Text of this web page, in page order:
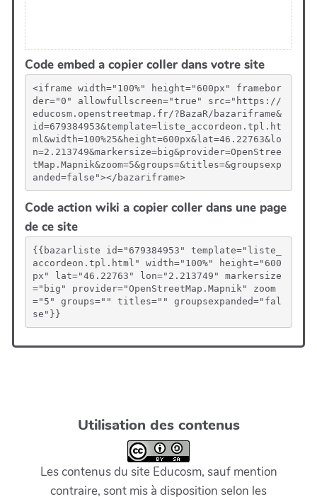
Code embed a copier coller dans votre site
<iframe width="100%" height="600px" framebor
der="0" allowfullscreen="true" src="https://
educosm.openstreetmap.fr/?BazaR/bazariframe&
id=679384953&template=liste_accordeon.tpl.ht
ml&width=100%25&height=600px&lat=46.22763&lo
n=2.213749&markersize=big&provider=OpenStree
tMap.Mapnik&zoom=5&groups=&titles=&groupsexp
anded=false"></bazariframe>
Code action wiki a copier coller dans une page
de ce site
{{bazarliste id="679384953" template="liste_
accordeon.tpl.html" width="100%" height="600
px" lat="46.22763" lon="2.213749" markersize
="big" provider="OpenStreetMap.Mapnik" zoom
="5" groups="" titles="" groupsexpanded="fal
se"}}
Utilisation des contenus
Les contenus du site Educosm, sauf mention
contraire, sont mis à disposition selon les